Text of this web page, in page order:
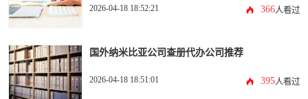
2026-04-18 18:52:21 366人看过
国外纳米比亚公司查册代办公司推荐
2026-04-18 18:51:01 395人看过